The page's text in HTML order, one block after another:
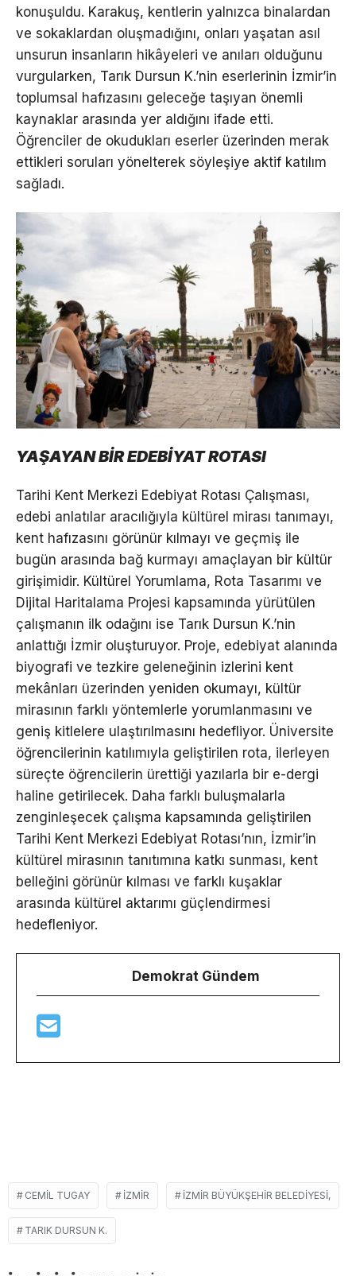
konuşuldu. Karakuş, kentlerin yalnızca binalardan
ve sokaklardan oluşmadığını, onları yaşatan asıl
unsurun insanların hikâyeleri ve anıları olduğunu
vurgularken, Tarık Dursun K.’nin eserlerinin İzmir’in
toplumsal hafızasını geleceğe taşıyan önemli
kaynaklar arasında yer aldığını ifade etti.
Öğrenciler de okudukları eserler üzerinden merak
ettikleri soruları yönelterek söyleşiye aktif katılım
sağladı.
YAŞAYAN BİR EDEBİYAT ROTASI
Tarihi Kent Merkezi Edebiyat Rotası Çalışması,
edebi anlatılar aracılığıyla kültürel mirası tanımayı,
kent hafızasını görünür kılmayı ve geçmiş ile
bugün arasında bağ kurmayı amaçlayan bir kültür
girişimidir. Kültürel Yorumlama, Rota Tasarımı ve
Dijital Haritalama Projesi kapsamında yürütülen
çalışmanın ilk odağını ise Tarık Dursun K.’nin
anlattığı İzmir oluşturuyor. Proje, edebiyat alanında
biyografi ve tezkire geleneğinin izlerini kent
mekânları üzerinden yeniden okumayı, kültür
mirasının farklı yöntemlerle yorumlanmasını ve
geniş kitlelere ulaştırılmasını hedefliyor. Üniversite
öğrencilerinin katılımıyla geliştirilen rota, ilerleyen
süreçte öğrencilerin ürettiği yazılarla bir e-dergi
haline getirilecek. Daha farklı buluşmalarla
zenginleşecek çalışma kapsamında geliştirilen
Tarihi Kent Merkezi Edebiyat Rotası’nın, İzmir’in
kültürel mirasının tanıtımına katkı sunması, kent
belleğini görünür kılması ve farklı kuşaklar
arasında kültürel aktarımı güçlendirmesi
hedefleniyor.
Demokrat Gündem
CEMIL TUGAY İZMIR İZMIR BÜYÜKŞEHIR BELEDIYESI,
TARIK DURSUN K.